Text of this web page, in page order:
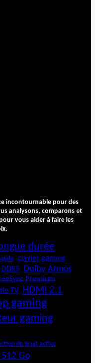
incontournable pour des
analysons, comparons et
vous aider à faire les
durée
clavier gaming
DDR5 Dolby Atmos
Premium
TV HDMI 2.1
gaming
gaming
de bruit active
512 Go